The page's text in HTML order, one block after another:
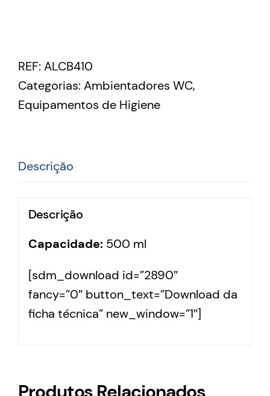
REF: ALCB410
Categorias: Ambientadores WC,
Equipamentos de Higiene
Descrição
Descrição
Capacidade: 500 ml
[sdm_download id=”2890″
fancy=”0″ button_text=”Download da
ficha técnica” new_window=”1″]
Produtos Relacionados